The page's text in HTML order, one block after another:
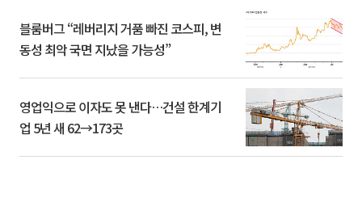
블룸버그 “레버리지 거품 빠진 코스피, 변
동성 최악 국면 지났을 가능성”
영업익으로 이자도 못 낸다…건설 한계기
업 5년 새 62→173곳